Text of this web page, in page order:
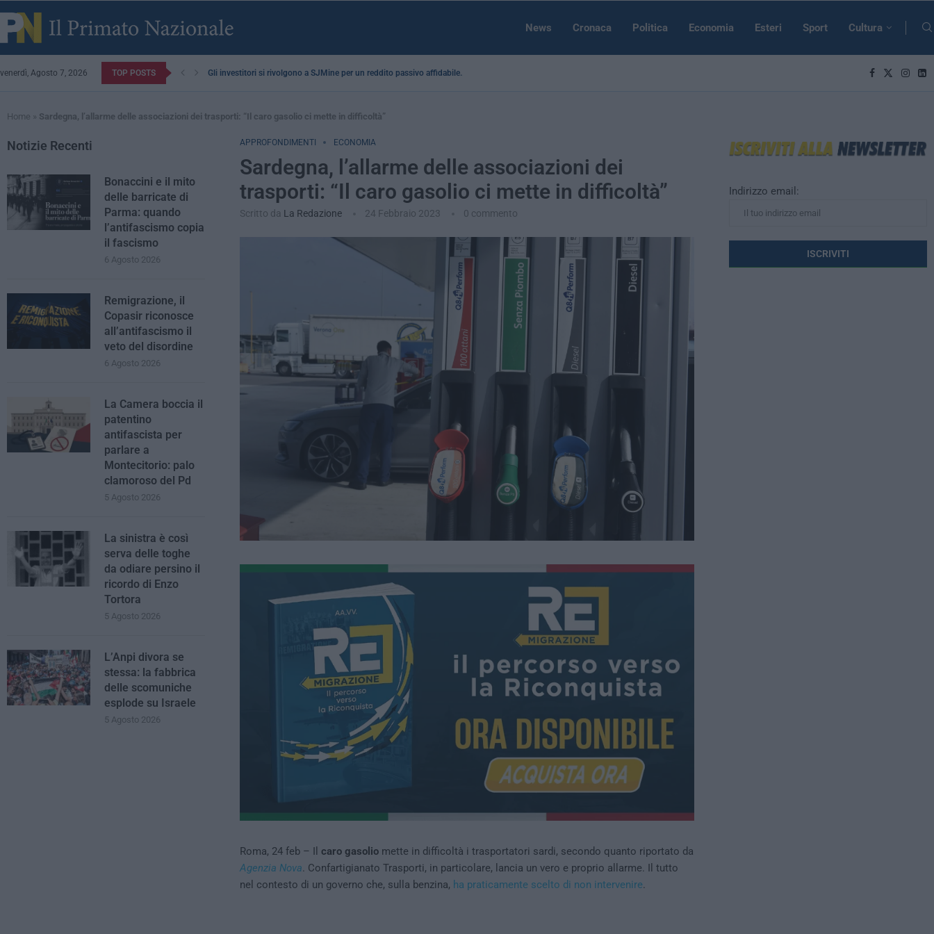
News Cronaca Politica Economia Esteri Sport Cultura
venerdì, Agosto 7, 2026 TOP POSTS Gli investitori si rivolgono a SJMine per un reddito passivo affidabile...
Home » Sardegna, l’allarme delle associazioni dei trasporti: “Il caro gasolio ci mette in difficoltà”
APPROFONDIMENTI ECONOMIA
Sardegna, l’allarme delle associazioni dei
trasporti: “Il caro gasolio ci mette in difficoltà”
Scritto da La Redazione 24 Febbraio 2023 0 commento
Roma, 24 feb – Il caro gasoliomette in difficoltà i trasportatori sardi, secondo quanto riportato da
Agenzia Nova. Confartigianato Trasporti, in particolare, lancia un vero e proprio allarme. Il tutto
nel contesto di un governo che, sulla benzina, ha praticamente scelto di non intervenire.
Indirizzo email:
Notizie Recenti
Bonaccini e il mito
delle barricate di
Parma: quando
l’antifascismo copia
il fascismo
6 Agosto 2026
Remigrazione, il
Copasir riconosce
all’antifascismo il
veto del disordine
6 Agosto 2026
La Camera boccia il
patentino
antifascista per
parlare a
Montecitorio: palo
clamoroso del Pd
5 Agosto 2026
La sinistra è così
serva delle toghe
da odiare persino il
ricordo di Enzo
Tortora
5 Agosto 2026
L’Anpi divora se
stessa: la fabbrica
delle scomuniche
esplode su Israele
5 Agosto 2026